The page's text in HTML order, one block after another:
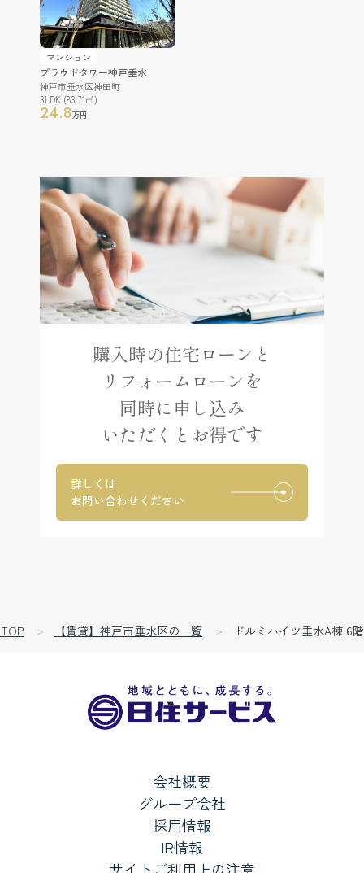
マンション
プラウドタワー神戸垂水
神戸市垂水区神田町
3LDK (83.71㎡)
24.8万円
購入時の住宅ローンと
リフォームローンを
同時に申し込み
いただくとお得です
詳しくは
お問い合わせください
【賃貸】神戸市垂水区の一覧 ドルミハイツ垂水A棟 6階
会社概要
グループ会社
採用情報
IR情報
サイトご利用上の注意